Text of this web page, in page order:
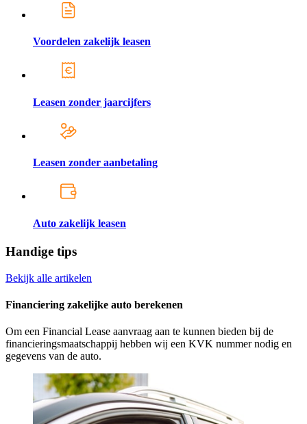
Voordelen zakelijk leasen
Leasen zonder jaarcijfers
Leasen zonder aanbetaling
Auto zakelijk leasen
Handige tips
Bekijk alle artikelen
Financiering zakelijke auto berekenen
Om een Financial Lease aanvraag aan te kunnen bieden bij de
financieringsmaatschappij hebben wij een KVK nummer nodig en
gegevens van de auto.